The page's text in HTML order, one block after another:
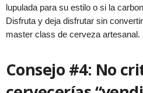
lupulada para su estilo o si la
Disfruta y deja disfrutar sin
master class de cerveza artesanal.
Consejo #4: No